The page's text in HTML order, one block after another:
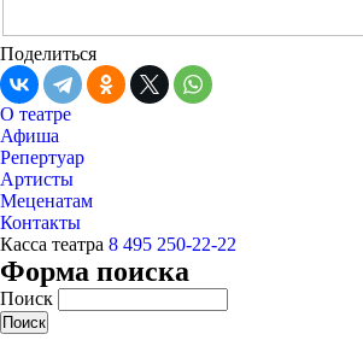
Поделиться
О театре
Афиша
Репертуар
Артисты
Меценатам
Контакты
Касса театра 8 495 250-22-22
Форма поиска
Поиск